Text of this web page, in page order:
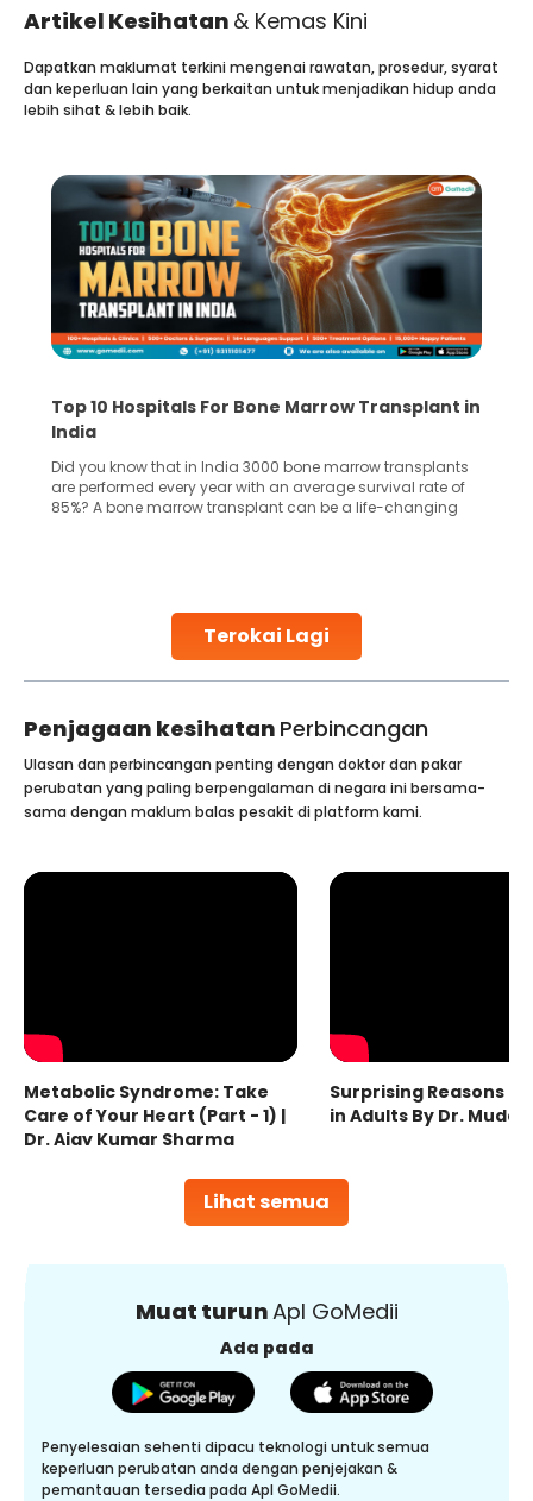
Artikel Kesihatan & Kemas Kini
Terokai Lagi
Dapatkan maklumat terkini mengenai rawatan, prosedur, syarat
dan keperluan lain yang berkaitan untuk menjadikan hidup anda
lebih sihat & lebih baik.
Recognizing Critical Symptoms of a Frontal
Lobe Brain Tumor Could Save Your Life
Did you know that the frontal lobe of your brain is the most
common site for tumor occurrence? The frontal lobe is a
key part of your brain and is responsible for various
Penjagaan kesihatan Perbincangan
Lihat semua
Ulasan dan perbincangan penting dengan doktor dan pakar
perubatan yang paling berpengalaman di negara ini bersama-
sama dengan maklum balas pesakit di platform kami.
Metabolic Syndrome: Take
Care of Your Heart (Part - 1) |
Dr. Ajay Kumar Sharma
Surprising Reasons
in Adults By Dr.
Muat turunApl GoMedii
Ada pada
Penyelesaian sehenti dipacu teknologi untuk semua
keperluan perubatan anda dengan penjejakan &
pemantauan tersedia pada Apl GoMedii.